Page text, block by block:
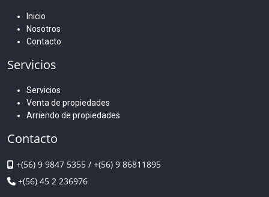
Inicio
Nosotros
Contacto
Servicios
Servicios
Venta de propiedades
Arriendo de propiedades
Contacto
+(56) 9 9847 5355 / +(56) 9 86811895
+(56) 45 2 236976